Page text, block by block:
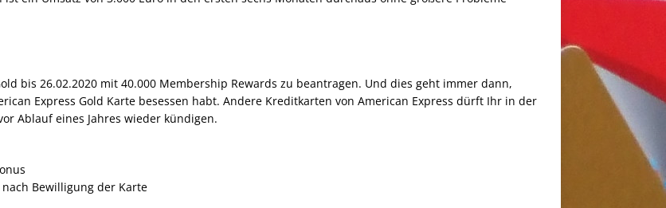
bis 26.02.2020 mit 40.000 Membership Rewards zu beantragen. Und dies geht immer dann,
Express Gold Karte besessen habt. Andere Kreditkarten von American Express dürft Ihr in der
Ablauf eines Jahres wieder kündigen.
Bewilligung der Karte